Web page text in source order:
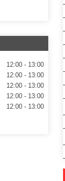
12:00
13:00
12:00
13:00
12:00
13:00
12:00
13:00
12:00
13:00